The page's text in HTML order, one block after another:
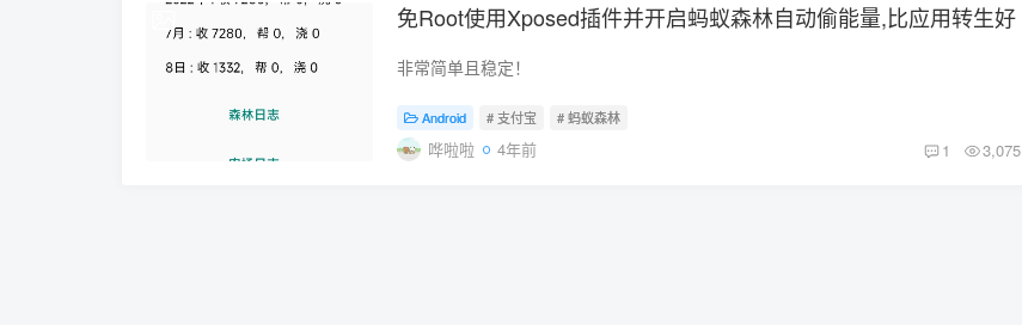
2022-08-18
免Root使用Xposed插件并开启蚂蚁森林自动偷能量,比应用转生好
非常简单且稳定！
Android # 支付宝 # 蚂蚁森林
哗啦啦 4年前 1 3,075